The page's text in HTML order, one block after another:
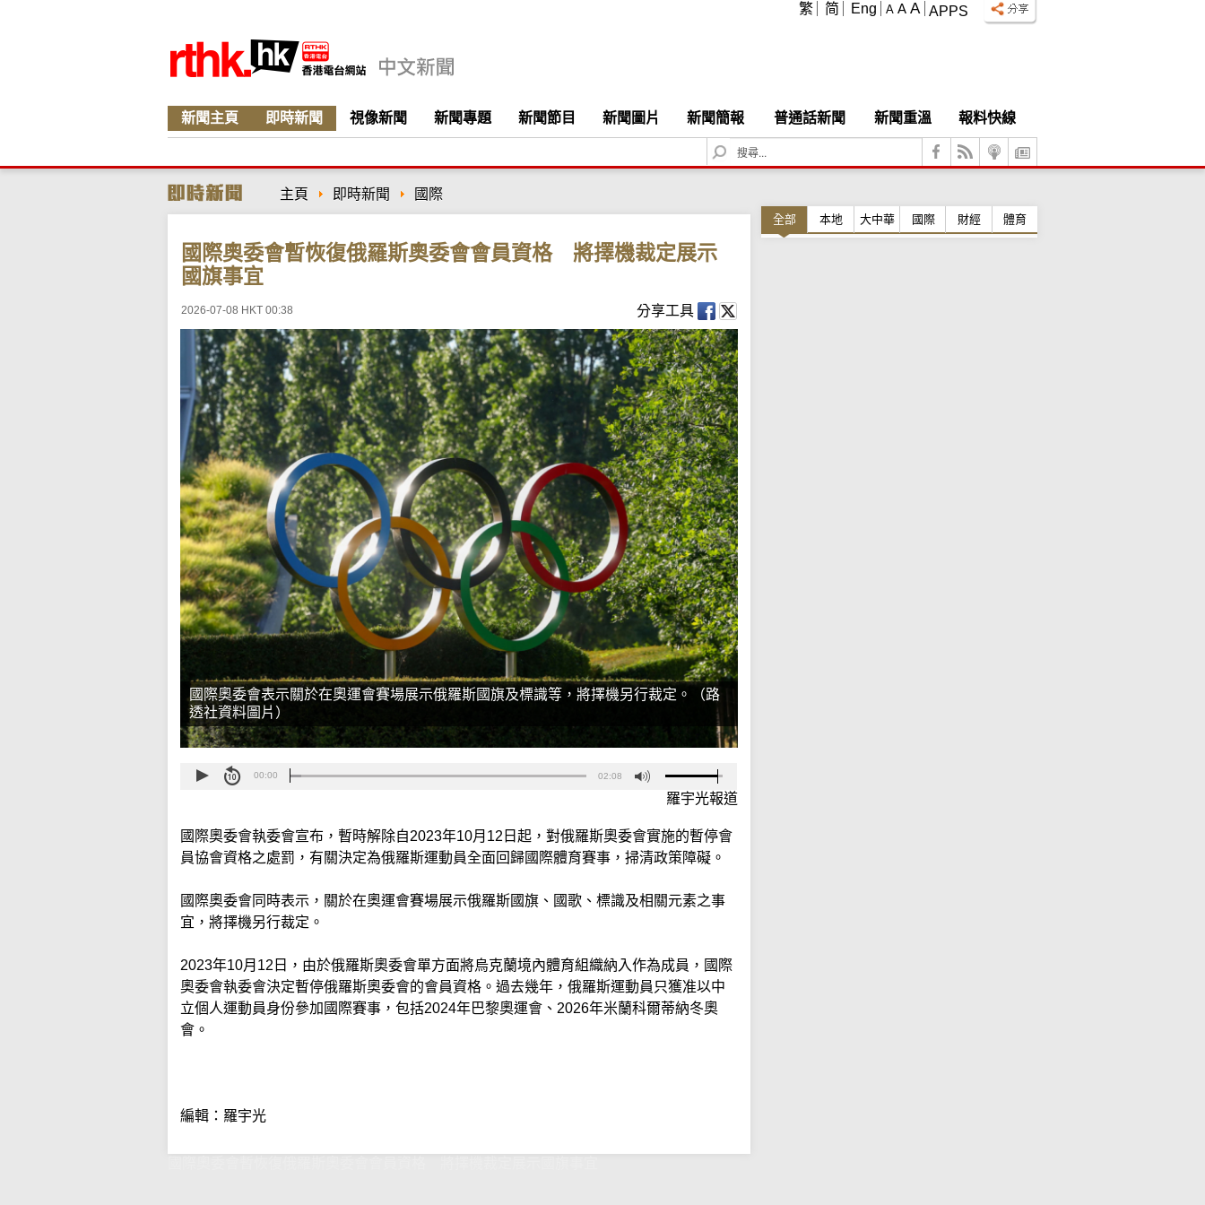
APPS
A A A
繁 简 Eng
新聞主頁 即時新聞 視像新聞 新聞專題 新聞節目 新聞圖片 新聞簡報 普通話新聞 新聞重溫
報料快線
S
e
c
主頁 即時新聞 國際
國際奧委會暫恢復俄羅斯奧委會會員資格 將擇機裁定展示
國旗事宜
2026-07-08 HKT 00:38 分享工具
國際奧委會表示關於在奧運會賽場展示俄羅斯國旗及標識等，將擇機另行裁定。（路
透社資料圖片）
00:00 02:08
羅宇光報道
國際奧委會執委會宣布，暫時解除自2023年10月12日起，對俄羅斯奧委會實施的暫停會
員協會資格之處罰，有關決定為俄羅斯運動員全面回歸國際體育賽事，掃清政策障礙。
國際奧委會同時表示，關於在奧運會賽場展示俄羅斯國旗、國歌、標識及相關元素之事
宜，將擇機另行裁定。
2023年10月12日，由於俄羅斯奧委會單方面將烏克蘭境內體育組織納入作為成員，國際
奧委會執委會決定暫停俄羅斯奧委會的會員資格。過去幾年，俄羅斯運動員只獲准以中
立個人運動員身份參加國際賽事，包括2024年巴黎奧運會、2026年米蘭科爾蒂納冬奧
會。
編輯：羅宇光
全部 本地 大中華 國際 財經 體育